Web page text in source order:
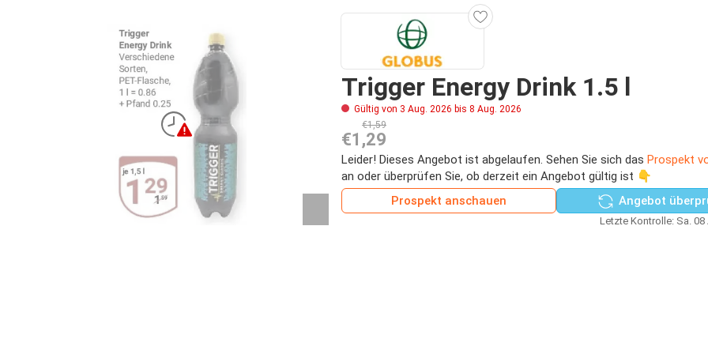
Trigger Energy Drink 1.5 l
Gültig von 3 Aug. 2026 bis 8 Aug. 2026
€1,59
€1,29
Leider! Dieses Angebot ist abgelaufen. Sehen Sie sich das Prospekt
an oder überprüfen Sie, ob derzeit ein Angebot gültig ist 👇
Prospekt anschauen
Angebot
Letzte Kontrolle: Sa. 08